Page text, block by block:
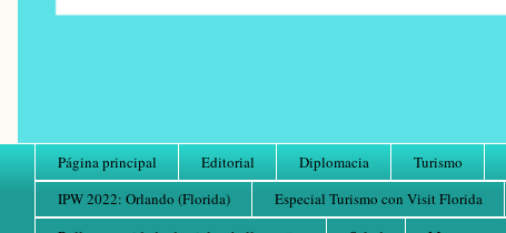
Página principal Editorial Diplomacia Turismo
IPW 2022: Orlando (Florida)
Especial Turismo con Visit Florida